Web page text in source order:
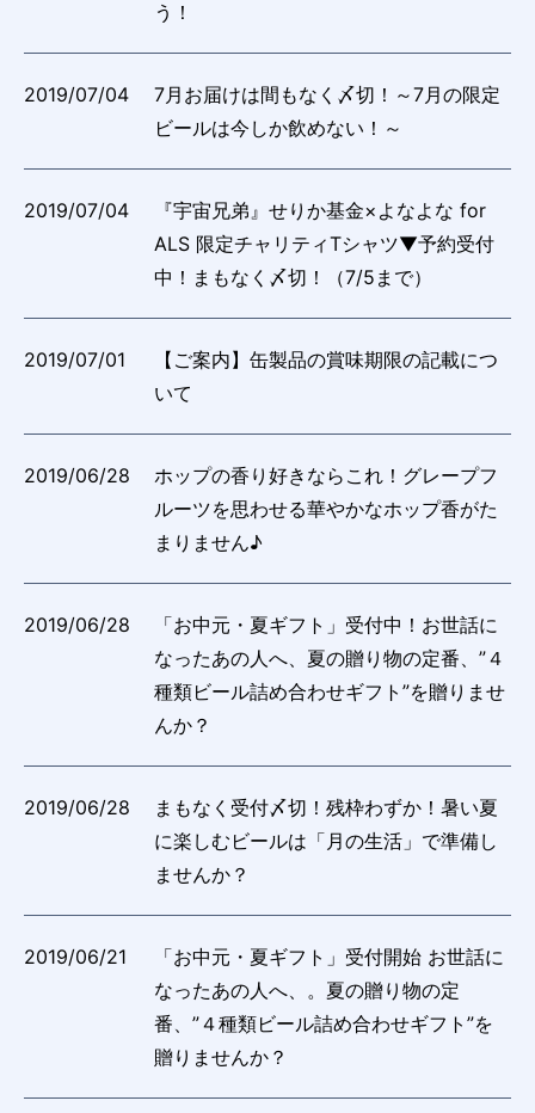
う！
2019/07/04
7月お届けは間もなく〆切！～7月の限定
ビールは今しか飲めない！～
2019/07/04
『宇宙兄弟』せりか基金×よなよな for
ALS 限定チャリティTシャツ▼予約受付
中！まもなく〆切！（7/5まで）
2019/07/01
【ご案内】缶製品の賞味期限の記載につ
いて
2019/06/28
ホップの香り好きならこれ！グレープフ
ルーツを思わせる華やかなホップ香がた
まりません♪
2019/06/28
「お中元・夏ギフト」受付中！お世話に
なったあの人へ、夏の贈り物の定番、”４
種類ビール詰め合わせギフト”を贈りませ
んか？
2019/06/28
まもなく受付〆切！残枠わずか！暑い夏
に楽しむビールは「月の生活」で準備し
ませんか？
2019/06/21
「お中元・夏ギフト」受付開始 お世話に
なったあの人へ、。夏の贈り物の定
番、”４種類ビール詰め合わせギフト”を
贈りませんか？